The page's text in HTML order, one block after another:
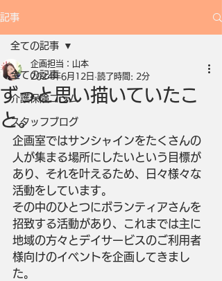
記事
全ての記事
介護保険コラム
スタッフブログ
全ての記事
ずっと思い描いていたこ
と。
企画担当：山本
2024年6月12日 読了時間: 2分
企画室ではサンシャインをたくさんの
人が集まる場所にしたいという目標が
あり、それを叶えるため、日々様々な
活動をしています。
その中のひとつにボランティアさんを
招致する活動があり、これまでは主に
地域の方々とデイサービスのご利用者
様向けのイベントを企画してきまし
た。